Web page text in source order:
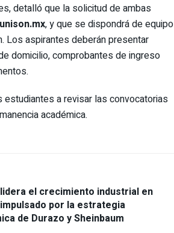
detalló que la solicitud de ambas
, y que se dispondrá de equipo
Los aspirantes deberán presentar
domicilio, comprobantes de ingreso
estudiantes a revisar las convocatorias
académica.
el crecimiento industrial en
por la estrategia
de Durazo y Sheinbaum